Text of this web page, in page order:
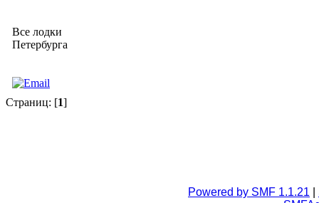
Все лодки
Петербурга
Страниц: [1]
Powered by SMF 1.1.21